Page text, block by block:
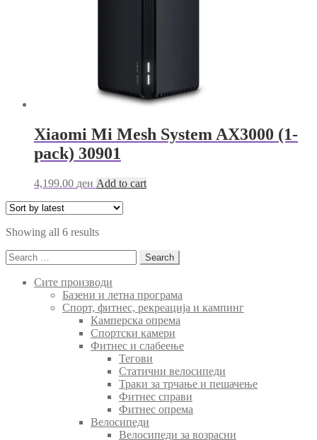
Xiaomi Mi Mesh System AX3000 (1-
pack) 30901
4,199.00 ден Add to cart
Showing all 6 resultsSorted
Search
for:
Сите производи
Базени и летна програма
Спорт, фитнес, рекреација и кампинг
Камперска опрема
Спортски камери
Фитнес и слабеење
Тегови
Статични велосипеди
Траки за трчање и пешачење
Фитнес справи
Фитнес опрема
Велосипеди
Велосипеди за возрасни